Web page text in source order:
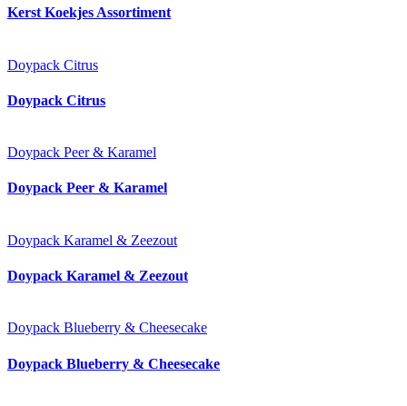
Kerst Koekjes Assortiment
Doypack Citrus
Doypack Citrus
Doypack Peer & Karamel
Doypack Peer & Karamel
Doypack Karamel & Zeezout
Doypack Karamel & Zeezout
Doypack Blueberry & Cheesecake
Doypack Blueberry & Cheesecake